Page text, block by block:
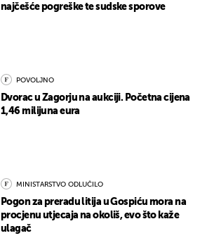
najčešće pogreške te sudske sporove
POVOLJNO
Dvorac u Zagorju na aukciji. Početna cijena
1,46 milijuna eura
MINISTARSTVO ODLUČILO
Pogon za preradu litija u Gospiću mora na
procjenu utjecaja na okoliš, evo što kaže
ulagač